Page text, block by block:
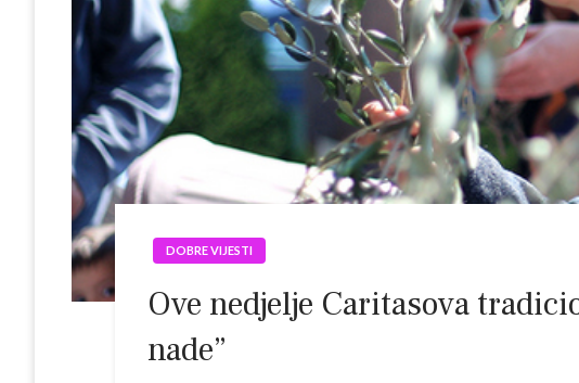
DOBRE VIJESTI
Ove nedjelje Caritasova
nade”